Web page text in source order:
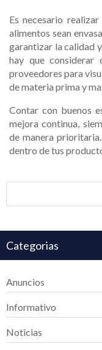
Es necesario
alimentos sean
garantizar la calidad
hay que considerar
proveedores para
de materia prima y
Contar con buenos
mejora continua,
de manera
dentro de tus
Categorias
Anuncios
Informativo
Noticias